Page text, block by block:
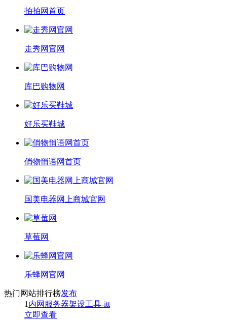
拍拍网首页
走秀网官网
库巴购物网
好乐买鞋城
俏物悄语网首页
国美电器网上商城官网
草莓网
乐蜂网官网
热门网站排行榜发布
1 内网服务器架设工具-itt
立即查看